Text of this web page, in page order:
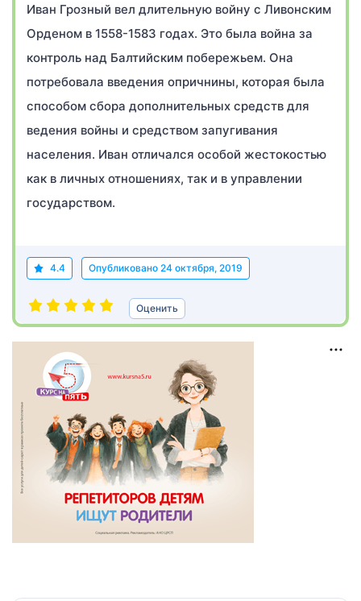
Иван Грозный вел длительную войну с Ливонским
Орденом в 1558-1583 годах. Это была война за
контроль над Балтийским побережьем. Она
потребовала введения опричнины, которая была
способом сбора дополнительных средств для
ведения войны и средством запугивания
населения. Иван отличался особой жестокостью
как в личных отношениях, так и в управлении
государством.
4.4 Опубликовано 24 октября, 2019
Оценить